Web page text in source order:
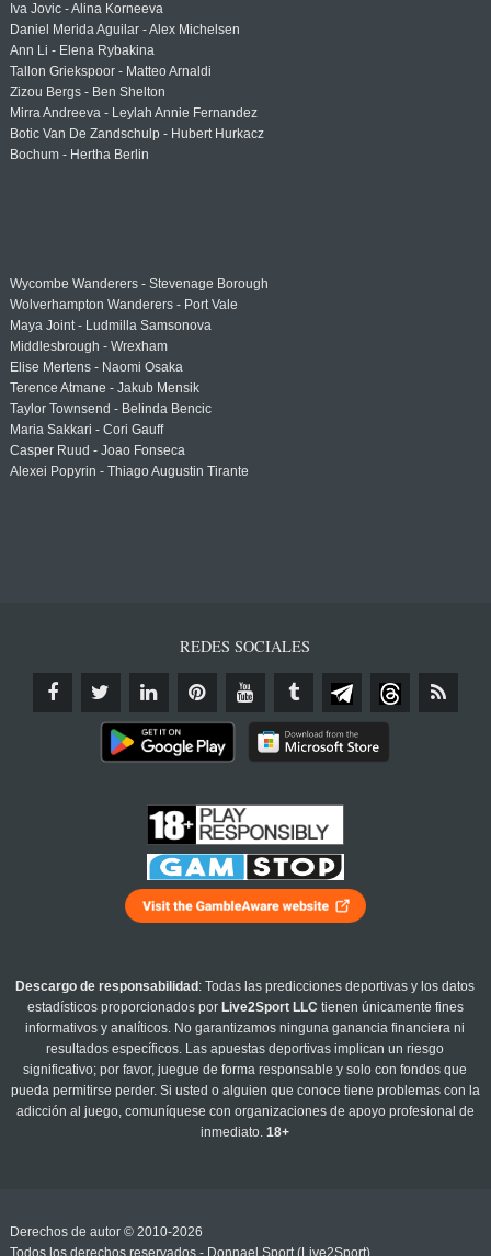
Iva Jovic - Alina Korneeva
Daniel Merida Aguilar - Alex Michelsen
Ann Li - Elena Rybakina
Tallon Griekspoor - Matteo Arnaldi
Zizou Bergs - Ben Shelton
Mirra Andreeva - Leylah Annie Fernandez
Botic Van De Zandschulp - Hubert Hurkacz
Bochum - Hertha Berlin
Wycombe Wanderers - Stevenage Borough
Wolverhampton Wanderers - Port Vale
Maya Joint - Ludmilla Samsonova
Middlesbrough - Wrexham
Elise Mertens - Naomi Osaka
Terence Atmane - Jakub Mensik
Taylor Townsend - Belinda Bencic
Maria Sakkari - Cori Gauff
Casper Ruud - Joao Fonseca
Alexei Popyrin - Thiago Augustin Tirante
REDES SOCIALES
Descargo de responsabilidad : Todas las predicciones deportivas y los datos
estadísticos proporcionados por Live2Sport LLC tienen únicamente fines
informativos y analíticos. No garantizamos ninguna ganancia financiera ni
resultados específicos. Las apuestas deportivas implican un riesgo
significativo; por favor, juegue de forma responsable y solo con fondos que
pueda permitirse perder. Si usted o alguien que conoce tiene problemas con la
adicción al juego, comuníquese con organizaciones de apoyo profesional de
inmediato.18+
Derechos de autor © 2010-2026